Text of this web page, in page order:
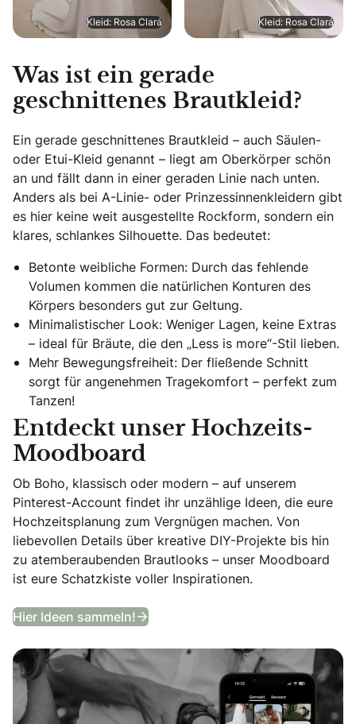
Kleid: Rosa Clará Kleid: Rosa Clará
Was ist ein gerade
geschnittenes Brautkleid?
Ein gerade geschnittenes Brautkleid – auch Säulen-
oder Etui-Kleid genannt – liegt am Oberkörper schön
an und fällt dann in einer geraden Linie nach unten.
Anders als bei A-Linie- oder Prinzessinnenkleidern gibt
es hier keine weit ausgestellte Rockform, sondern ein
klares, schlankes Silhouette. Das bedeutet:
Betonte weibliche Formen: Durch das fehlende
Volumen kommen die natürlichen Konturen des
Körpers besonders gut zur Geltung.
Minimalistischer Look: Weniger Lagen, keine Extras
– ideal für Bräute, die den „Less is more“-Stil lieben.
Mehr Bewegungsfreiheit: Der fließende Schnitt
sorgt für angenehmen Tragekomfort – perfekt zum
Tanzen!
Entdeckt unser Hochzeits-
Moodboard
Ob Boho, klassisch oder modern – auf unserem
Pinterest-Account findet ihr unzählige Ideen, die eure
Hochzeitsplanung zum Vergnügen machen. Von
liebevollen Details über kreative DIY-Projekte bis hin
zu atemberaubenden Brautlooks – unser Moodboard
ist eure Schatzkiste voller Inspirationen.
Hier Ideen sammeln! Entdeckt unser Hochzeits-